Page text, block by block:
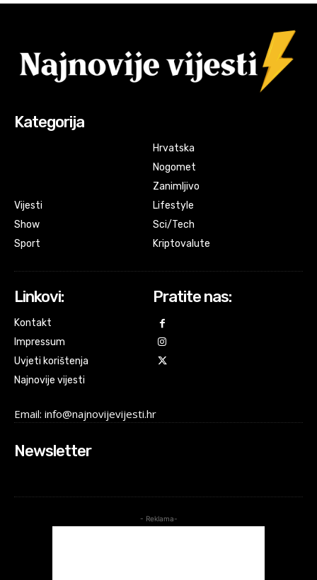
Kategorija
Vijesti
Show
Sport
Hrvatska
Nogomet
Zanimljivo
Lifestyle
Sci/Tech
Kriptovalute
Linkovi:
Kontakt
Impressum
Uvjeti korištenja
Najnovije vijesti
Pratite nas:
Email: info@najnovijevijesti.hr
Newsletter
- Reklama-